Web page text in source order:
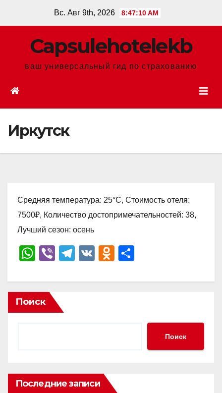
Вс. Авг 9th, 2026 8:47:11 AM
Сapsulehotelekb
ваш универсальный гид по страхованию
Иркутск
Средняя температура: 25°C, Стоимость отеля:
7500₽, Количество достопримечательностей: 38,
Лучший сезон: осень
W
at
s
A
Vi
er
T
e
V
O
n
р
ть
Поиск
Поиск
Последние записи